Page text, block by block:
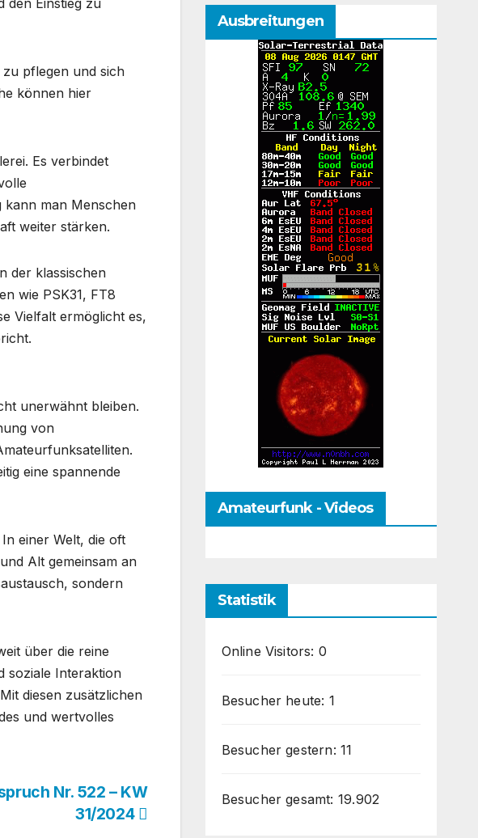
den Einstieg zu
pflegen und sich
können hier
Es verbindet
kann man Menschen
weiter stärken.
der klassischen
wie PSK31, FT8
Vielfalt ermöglicht es,
unerwähnt bleiben.
von
eine spannende
einer Welt, die oft
Alt gemeinsam an
sondern
über die reine
soziale Interaktion
diesen zusätzlichen
und wertvolles
Nr. 522 – KW
31/2024
Ausbreitungen
Amateurfunk - Videos
Statistik
Online Visitors: 0
Besucher heute: 1
Besucher gestern:11
Besucher gesamt: 19.902